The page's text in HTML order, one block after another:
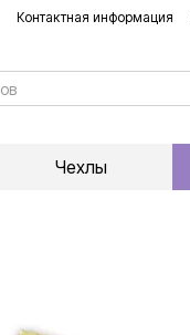
Контактная информация
Чехлы